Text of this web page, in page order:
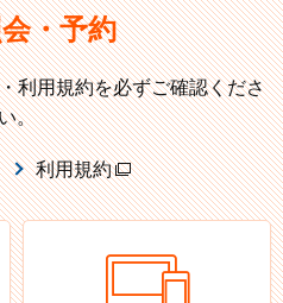
・予約
利用規約を必ずご確認くださ
。
利用規約